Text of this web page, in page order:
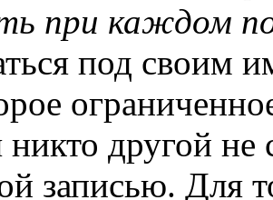
при каждом
под своим
другой не
записью. Для